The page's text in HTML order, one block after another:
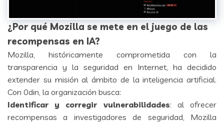
¿Por qué Mozilla se mete en el juego de las
recompensas en IA?
Mozilla, históricamente comprometida con la
transparencia y la seguridad en Internet, ha decidido
extender su misión al ámbito de la inteligencia artificial.
Con 0din, la organización busca:
Identificar y corregir vulnerabilidades: al ofrecer
recompensas a investigadores de seguridad, Mozilla